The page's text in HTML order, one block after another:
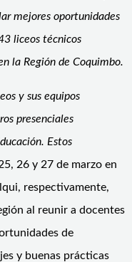
mejores oportunidades
liceos técnicos
la Región de Coquimbo.
y sus equipos
presenciales
Estos
26 y 27 de marzo en
respectivamente,
al reunir a docentes
de
y buenas prácticas